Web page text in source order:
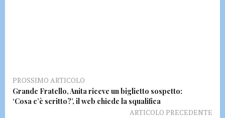
PROSSIMO ARTICOLO
Grande Fratello, Anita riceve un biglietto sospetto:
‘Cosa c’è scritto?’, il web chiede la squalifica
ARTICOLO PRECEDENTE